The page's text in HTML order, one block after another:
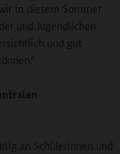
in diesem Sommer
und Jugendlichen
und gut
an Schülerinnen und